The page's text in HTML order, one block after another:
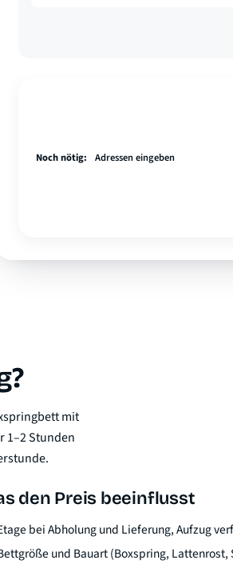
Noch nötig: Adressen eingeben
mit
1–2 Stunden
den Preis beeinflusst
bei Abholung und Lieferung, Aufzug
und Bauart (Boxspring,